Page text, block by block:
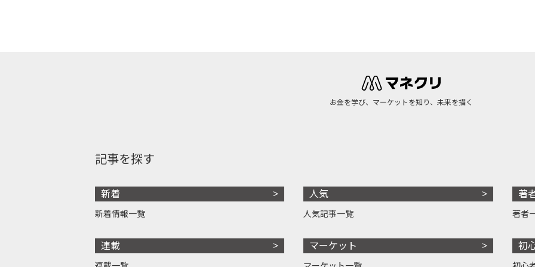
お金を学び、マーケットを知り、未来を描く
記事を探す
新着
新着情報一覧
連載
人気
人気記事一覧
マーケット
著
著者
初